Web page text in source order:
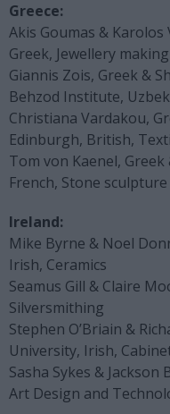
Greece:
Akis Goumas & Karolos
Greek, Jewellery making
Giannis Zois, Greek &
Behzod Institute,
Christiana Vardakou,
Edinburgh, British,
Tom von Kaenel, Greek
French, Stone sculpture
Ireland:
Mike Byrne & Noel
Irish, Ceramics
Seamus Gill & Claire
Silversmithing
Stephen O’Briain &
University, Irish,
Sasha Sykes &
Art Design and